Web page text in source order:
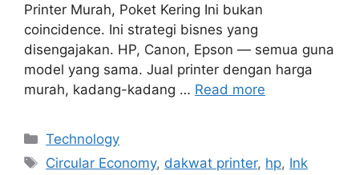
Printer Murah, Poket Kering Ini bukan
coincidence. Ini strategi bisnes yang
disengajakan. HP, Canon, Epson — semua guna
model yang sama. Jual printer dengan harga
murah, kadang-kadang … Read more
Categories
Technology
Tags
Circular Economy, dakwat printer, hp, Ink